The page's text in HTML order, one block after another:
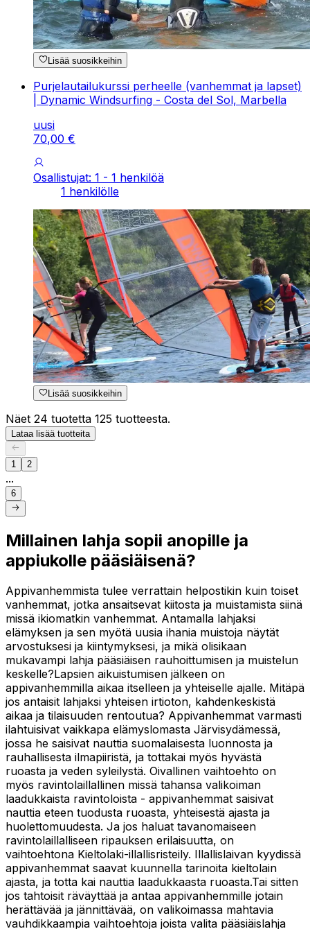
Lisää suosikkeihin
Purjelautailukurssi perheelle (vanhemmat ja lapset)
| Dynamic Windsurfing - Costa del Sol, Marbella
uusi
70,00 €
Osallistujat: 1 - 1 henkilöä
1 henkilölle
Lisää suosikkeihin
Näet 24 tuotetta 125 tuotteesta.
Lataa lisää tuotteita
1 2
...
6
Millainen lahja sopii anopille ja
appiukolle pääsiäisenä?
Appivanhemmista tulee verrattain helpostikin kuin toiset
vanhemmat, jotka ansaitsevat kiitosta ja muistamista siinä
missä ikiomatkin vanhemmat. Antamalla lahjaksi
elämyksen ja sen myötä uusia ihania muistoja näytät
arvostuksesi ja kiintymyksesi, ja mikä olisikaan
mukavampi lahja pääsiäisen rauhoittumisen ja muistelun
keskelle?Lapsien aikuistumisen jälkeen on
appivanhemmilla aikaa itselleen ja yhteiselle ajalle. Mitäpä
jos antaisit lahjaksi yhteisen irtioton, kahdenkeskistä
aikaa ja tilaisuuden rentoutua? Appivanhemmat varmasti
ilahtuisivat vaikkapa elämyslomasta Järvisydämessä,
jossa he saisivat nauttia suomalaisesta luonnosta ja
rauhallisesta ilmapiiristä, ja tottakai myös hyvästä
ruoasta ja veden syleilystä. Oivallinen vaihtoehto on
myös ravintolaillallinen missä tahansa valikoiman
laadukkaista ravintoloista - appivanhemmat saisivat
nauttia eteen tuodusta ruoasta, yhteisestä ajasta ja
huolettomuudesta. Ja jos haluat tavanomaiseen
ravintolaillalliseen ripauksen erilaisuutta, on
vaihtoehtona Kieltolaki-illallisristeily. Illallislaivan kyydissä
appivanhemmat saavat kuunnella tarinoita kieltolain
ajasta, ja totta kai nauttia laadukkaasta ruoasta.Tai sitten
jos tahtoisit räväyttää ja antaa appivanhemmille jotain
herättävää ja jännittävää, on valikoimassa mahtavia
vauhdikkaampia vaihtoehtoja joista valita pääsiäislahja